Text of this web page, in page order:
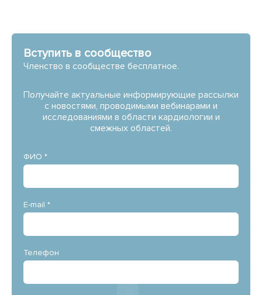
Вступить в сообщество
Членство в сообществе бесплатное.
Получайте актуальные информирующие рассылки
с новостями, проводимыми вебинарами и
исследованиями в области кардиологии и
смежных областей.
ФИО *
E-mail *
Телефон